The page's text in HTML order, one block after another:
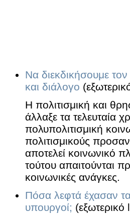
Να διεκδικήσουμε
και διάλογο
H πολιτισμική και
άλλαξε τα τελευταία
πολυπολιτισμική
πολιτισμικούς
αποτελεί κοινωνικό
τούτου απαιτούνται
κοινωνικές ανάγκες.
Πόσα λεφτά έχασαν
υπουργοί; (εξωτερικό